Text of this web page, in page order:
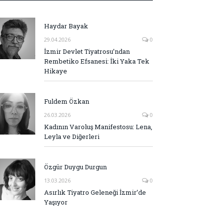
Haydar Bayak
29.04.2026 0
İzmir Devlet Tiyatrosu’ndan
Rembetiko Efsanesi: İki Yaka Tek
Hikaye
Fuldem Özkan
26.03.2026 0
Kadının Varoluş Manifestosu: Lena,
Leyla ve Diğerleri
Özgür Duygu Durgun
13.03.2026 0
Asırlık Tiyatro Geleneği İzmir’de
Yaşıyor